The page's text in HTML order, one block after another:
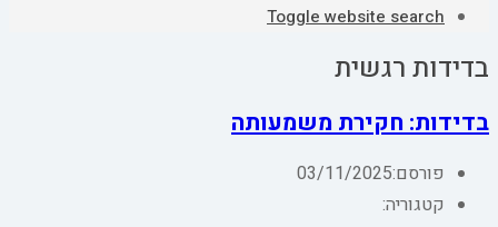
Toggle website search
בדידות רגשית
בדידות: חקירת משמעותה
פורסם:03/11/2025
קטגוריה: